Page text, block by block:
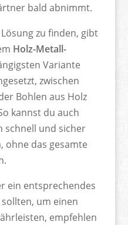
bald abnimmt.
zu finden, gibt
Holz-Metall-
Variante
zwischen
Bohlen aus Holz
kannst du auch
schnell und sicher
ohne das gesamte
ein entsprechendes
um einen
empfehlen